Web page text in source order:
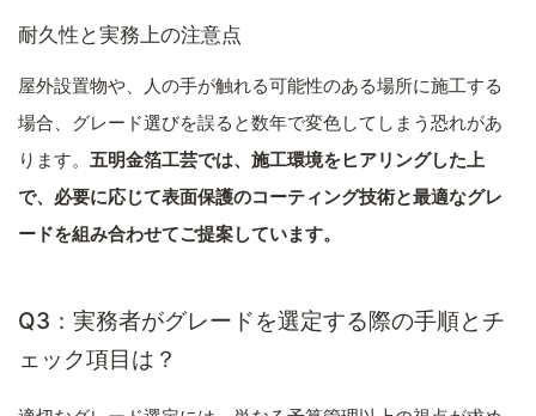
耐久性と実務上の注意点
屋外設置物や、人の手が触れる可能性のある場所に施工する
場合、グレード選びを誤ると数年で変色してしまう恐れがあ
ります。 五明金箔工芸では、施工環境をヒアリングした上
で、必要に応じて表面保護のコーティング技術と最適なグレ
ードを組み合わせてご提案しています。
Q3：実務者がグレードを選定する際の手順とチ
ェック項目は？